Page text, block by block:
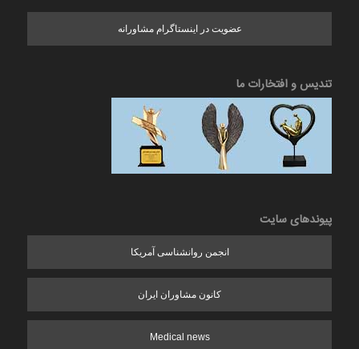
عضویت در اینستاگرام مشاورانه
تندیس و افتخارات ما
پیوندهای سایت
انجمن روانشناسی آمریکا
کانون مشاوران ایران
Medical news